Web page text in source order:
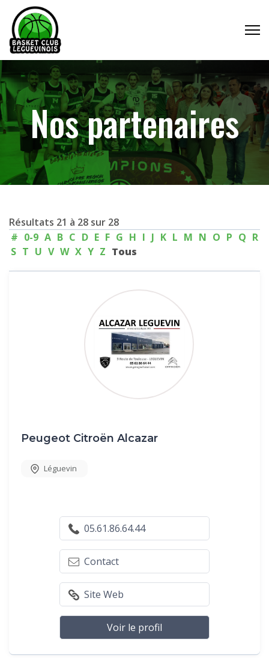
Nos partenaires
Résultats 21 à 28 sur 28
# 0-9 A B C D E F G H I J K L M N O P Q R
S T U V W X Y Z Tous
Peugeot Citroën Alcazar
Léguevin
05.61.86.64.44
Contact
Site Web
Voir le profil